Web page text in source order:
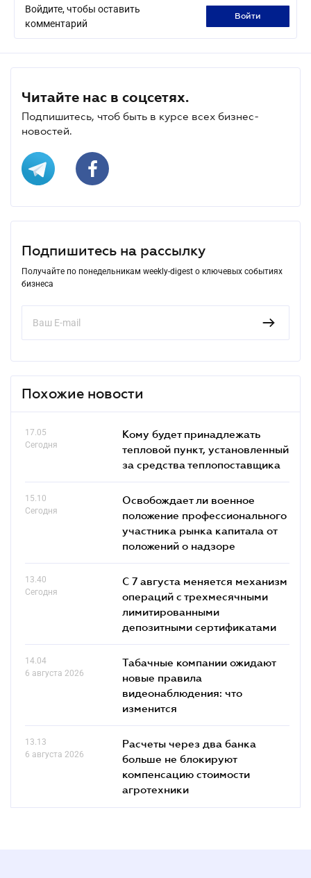
Войдите, чтобы оставить
комментарий
войти
Читайте нас в соцсетях.
Подпишитесь, чтоб быть в курсе всех бизнес-
новостей.
Подпишитесь на рассылку
Получайте по понедельникам weekly-digest о ключевых событиях
бизнеса
Похожие новости
17.05
Сегодня
Кому будет принадлежать
тепловой пункт, установленный
за средства теплопоставщика
15.10
Сегодня
Освобождает ли военное
положение профессионального
участника рынка капитала от
положений о надзоре
13.40
Сегодня
С 7 августа меняется механизм
операций с трехмесячными
лимитированными
депозитными сертификатами
14.04
6 августа 2026
Табачные компании ожидают
новые правила
видеонаблюдения: что
изменится
13.13
6 августа 2026
Расчеты через два банка
больше не блокируют
компенсацию стоимости
агротехники